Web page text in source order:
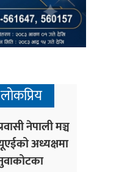
लोकप्रिय
नेपाली मञ्च
अध्यक्षमा